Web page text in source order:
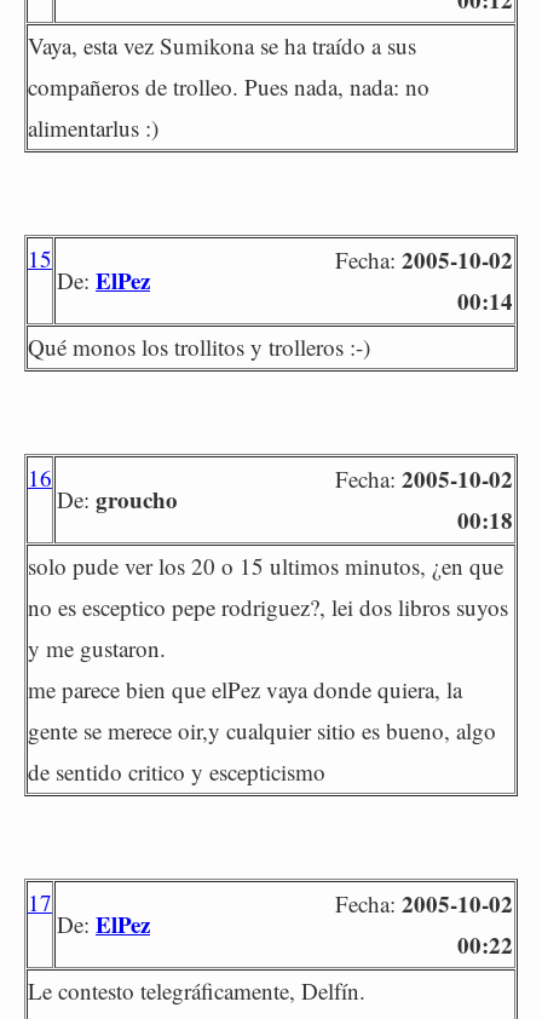
Vaya, esta vez Sumikona se ha traído a sus
compañeros de trolleo. Pues nada, nada: no
alimentarlus :)
15
De: ElPez
Fecha: 2005-10-02
00:14
Qué monos los trollitos y trolleros :-)
16
De: groucho
Fecha: 2005-10-02
00:18
solo pude ver los 20 o 15 ultimos minutos, ¿en que
no es esceptico pepe rodriguez?, lei dos libros suyos
y me gustaron.
me parece bien que elPez vaya donde quiera, la
gente se merece oir,y cualquier sitio es bueno, algo
de sentido critico y escepticismo
17
De: ElPez
Fecha: 2005-10-02
00:22
Le contesto telegráficamente, Delfín.